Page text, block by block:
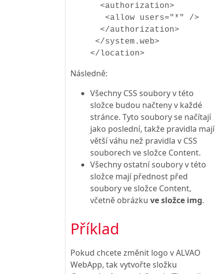
<authorization>
<allow users="*" />
</authorization>
</system.web>
</location>
Následně:
Všechny CSS soubory v této
složce budou načteny v každé
stránce. Tyto soubory se načítají
jako poslední, takže pravidla mají
větší váhu než pravidla v CSS
souborech ve složce Content.
Všechny ostatní soubory v této
složce mají přednost před
soubory ve složce Content,
včetně obrázku ve složce img.
Příklad
Pokud chcete změnit logo v ALVAO
WebApp, tak vytvořte složku